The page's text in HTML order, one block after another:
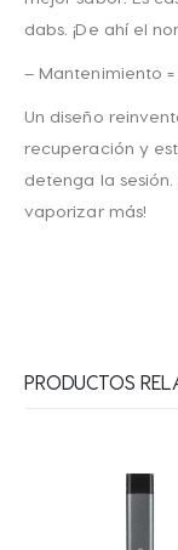
dabs. ¡De ahí el
– Mantenimiento
Un diseño
recuperación y
detenga la
vaporizar más!
PRODUCTOS